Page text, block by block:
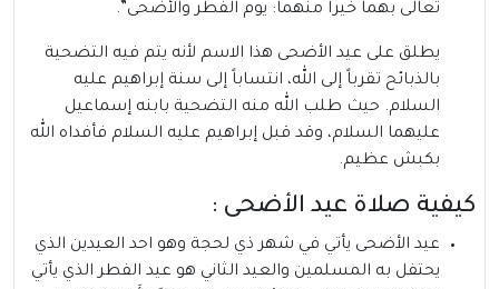
تعالى بهما خيراً منهما: يوم الفطر والأضحى”.
يطلق على عيد الأضحى هذا الاسم لأنه يتم فيه التضحية
بالذبائح تقرباً إلى الله، انتساباً إلى سنة إبراهيم عليه
السلام. حيث طلب الله منه التضحية بابنه إسماعيل
عليهما السلام، وقد قبل إبراهيم عليه السلام فأفداه الله
بكبش عظيم.
كيفية صلاة عيد الأضحى :
عيد الأضحى يأتي في شهر ذي لحجة وهو احد العيدين الذي
يحتفل به المسلمين والعيد الثاني هو عيد الفطر الذي يأتي